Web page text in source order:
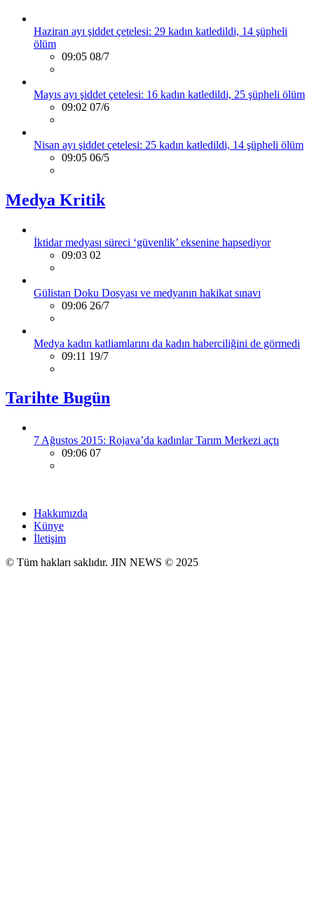
Haziran ayı şiddet çetelesi: 29 kadın katledildi, 14 şüpheli
ölüm
09:05 08/7
Mayıs ayı şiddet çetelesi: 16 kadın katledildi, 25 şüpheli ölüm
09:02 07/6
Nisan ayı şiddet çetelesi: 25 kadın katledildi, 14 şüpheli ölüm
09:05 06/5
Medya Kritik
İktidar medyası süreci ‘güvenlik’ eksenine hapsediyor
09:03 02
Gülistan Doku Dosyası ve medyanın hakikat sınavı
09:06 26/7
Medya kadın katliamlarını da kadın haberciliğini de görmedi
09:11 19/7
Tarihte Bugün
7 Ağustos 2015: Rojava’da kadınlar Tarım Merkezi açtı
09:06 07
Hakkımızda
Künye
İletişim
© Tüm hakları saklıdır. JIN NEWS © 2025